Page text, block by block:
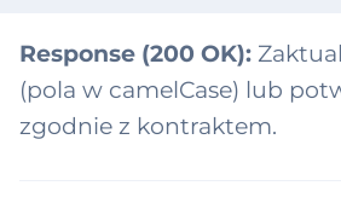
Response (200 OK):
(pola w camelCase) lub
zgodnie z kontraktem.